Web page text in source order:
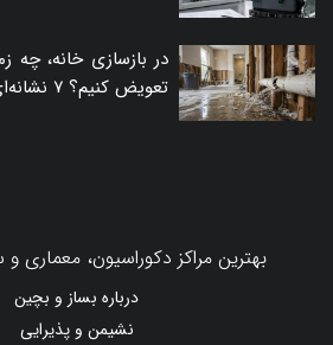
در بازسازی خانه، چه
تعویض کنیم؟ ۷ نشانه‌ای که نباید نادیده بگیرید
بهترین مراکز دکوراسیون، معماری و
درباره بساز و بچین
نشیمن و پذیرایی